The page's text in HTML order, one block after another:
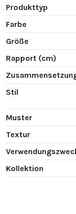
Produkttyp
Farbe
Größe
Rapport (cm)
Stil
Muster
Textur
Kollektion